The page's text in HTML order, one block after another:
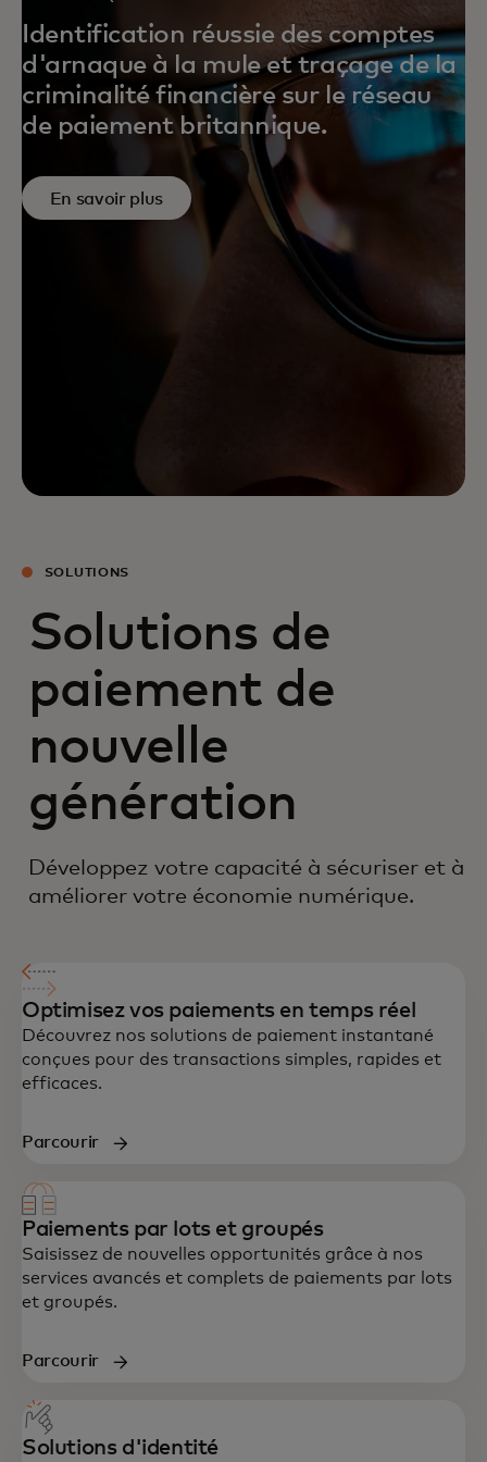
Identification réussie des comptes
d'arnaque à la mule et traçage de la
criminalité financière sur le réseau
de paiement britannique.
En savoir plus
SOLUTIONS
Solutions de
paiement de
nouvelle
génération
Développez votre capacité à sécuriser et à
améliorer votre économie numérique.
Optimisez vos paiements en temps réel
Découvrez nos solutions de paiement instantané
conçues pour des transactions simples, rapides et
efficaces.
Parcourir
Paiements par lots et groupés
Saisissez de nouvelles opportunités grâce à nos
services avancés et complets de paiements par lots
et groupés.
Parcourir
Solutions d'identité